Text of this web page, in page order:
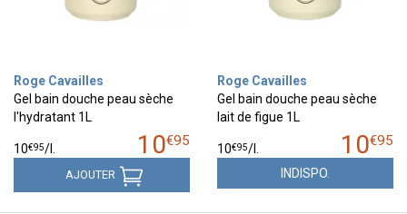
Roge Cavailles
Gel bain douche peau sèche
l'hydratant 1L
10€95
10€95/
AJOUTER
Roge Cavailles
Gel bain douche peau sèche
lait de figue 1L
10€95
10€95/
INDISPO.